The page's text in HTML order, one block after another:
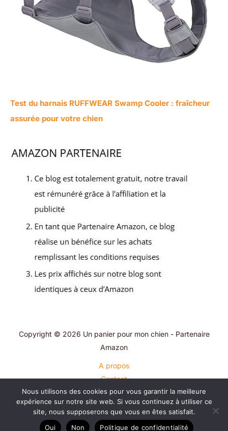
Test du harnais RUFFWEAR Swamp Cooler : fraîcheur
assurée pour votre chien
Copyright © 2026 Un panier pour mon chien - Partenaire
Amazon
A propos
Contact
Plan du site
Mentions légales
Politique de confidentialité
Nous utilisons des cookies pour vous garantir la meilleure
expérience sur notre site web. Si vous continuez à utiliser ce
site, nous supposerons que vous en êtes satisfait.
Oui
Non Politique de confidentialité